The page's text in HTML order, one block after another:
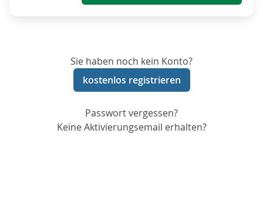
Sie haben noch kein Konto?
kostenlos registrieren
Passwort vergessen?
Keine Aktivierungsemail erhalten?